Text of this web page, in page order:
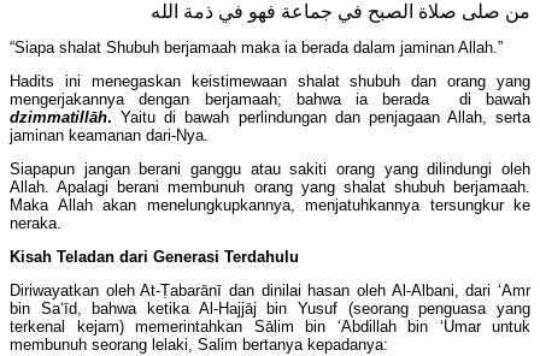
من صلى صلاة الصبح في جماعة فهو في ذمة الله
“Siapa shalat Shubuh berjamaah maka ia berada dalam jaminan Allah.”
Hadits ini menegaskan keistimewaan shalat shubuh dan orang yang
mengerjakannya dengan berjamaah; bahwa ia berada di bawah
dzimmatillāh.Yaitu di bawah perlindungan dan penjagaan Allah, serta
jaminan keamanan dari-Nya.
Siapapun jangan berani ganggu atau sakiti orang yang dilindungi oleh
Allah. Apalagi berani membunuh orang yang shalat shubuh berjamaah.
Maka Allah akan menelungkupkannya, menjatuhkannya tersungkur ke
neraka.
Kisah Teladan dari Generasi Terdahulu
Diriwayatkan oleh At-Ṭabarānī dan dinilai hasan oleh Al-Albani, dari ‘Amr
bin Sa‘īd, bahwa ketika Al-Hajjāj bin Yusuf (seorang penguasa yang
terkenal kejam) memerintahkan Sālim bin ‘Abdillah bin ‘Umar untuk
membunuh seorang lelaki, Salim bertanya kepadanya: